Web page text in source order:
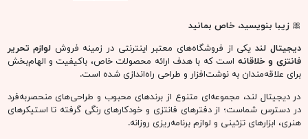
🎀زیبا بنویسید، خاص بمانید
دیجیتال لند یکی از فروشگاه‌های معتبر اینترنتی در زمینه فروش لوازم تحریر
فانتزی و خلاقانه است که با هدف ارائه محصولات خاص، باکیفیت و الهام‌بخش
برای علاقه‌مندان به نوشت‌افزار و طراحی راه‌اندازی شده است.
در دیجیتال لند، مجموعه‌ای متنوع از برندهای محبوب و طراحی‌های منحصربه‌فرد
در دسترس شماست؛ از دفترهای فانتزی و خودکارهای رنگی گرفته تا استیکرهای
هنری، ابزارهای تزئینی و لوازم برنامه‌ریزی روزانه.